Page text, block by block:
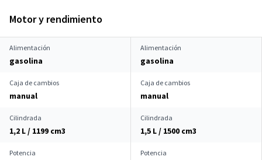
Motor y rendimiento
Alimentación
gasolina
Alimentación
gasolina
Caja de cambios
manual
Caja de cambios
manual
Cilindrada
1,2 L / 1199 cm3
Cilindrada
1,5 L / 1500 cm3
Potencia Potencia